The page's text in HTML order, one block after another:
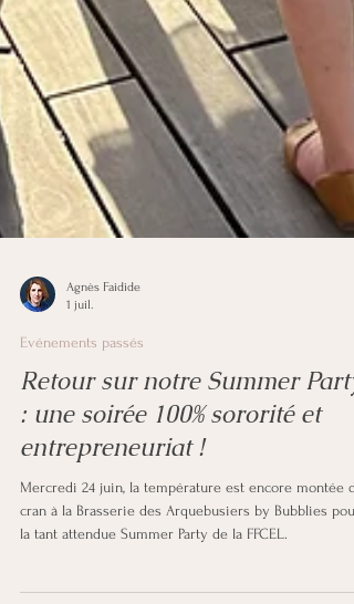
Agnès Faidide
Retour sur notre Summer Party
: une soirée 100% sororité et
entrepreneuriat !
Mercredi 24 juin, la température est encore montée
la tant attendue Summer Party de la FFCEL.